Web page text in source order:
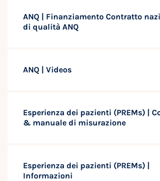
ANQ | Finanziamento Contratto
di qualità ANQ
ANQ | Videos
Esperienza dei pazienti (PREMs) |
& manuale di misurazione
Esperienza dei pazienti (PREMs) |
Informazioni